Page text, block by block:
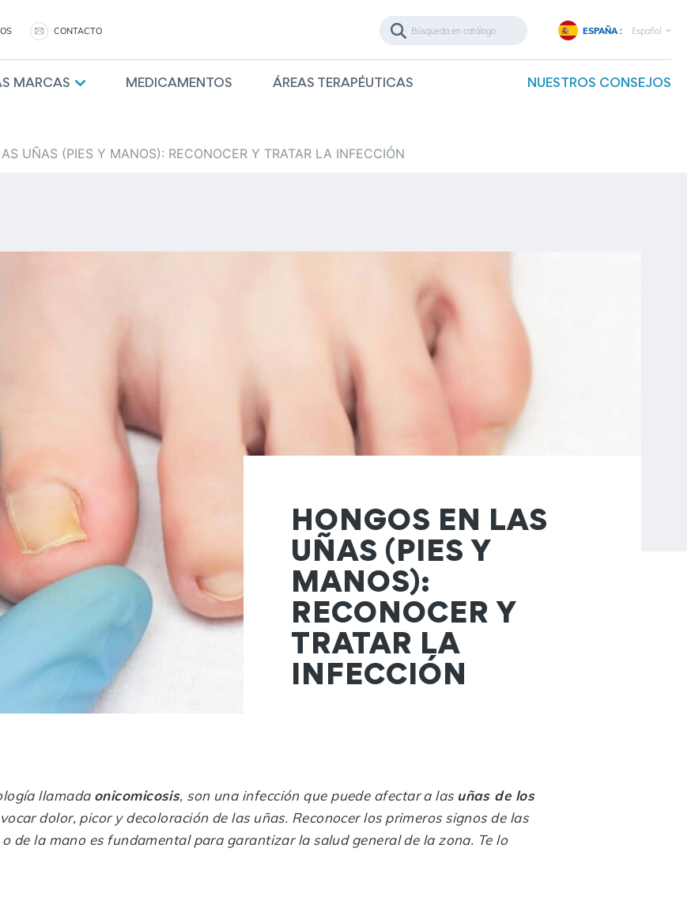
CONTACTO ESPAÑA : Español
MARCAS MEDICAMENTOS ÁREAS TERAPÉUTICAS NUESTROS CONSEJOS
UÑAS (PIES Y MANOS): RECONOCER Y TRATAR LA INFECCIÓN
HONGOS EN LAS
UÑAS (PIES Y
MANOS):
RECONOCER Y
TRATAR LA
INFECCIÓN
llamada onicomicosis, son una infección que puede afectar a lasuñas de los
dolor, picor y decoloración de las uñas. Reconocer los primeros signos de las
de la mano es fundamental para garantizar la salud general de la zona. Te lo